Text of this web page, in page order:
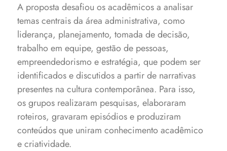
A proposta desafiou os acadêmicos a analisar
temas centrais da área administrativa, como
liderança, planejamento, tomada de decisão,
trabalho em equipe, gestão de pessoas,
empreendedorismo e estratégia, que podem ser
identificados e discutidos a partir de narrativas
presentes na cultura contemporânea. Para isso,
os grupos realizaram pesquisas, elaboraram
roteiros, gravaram episódios e produziram
conteúdos que uniram conhecimento acadêmico
e criatividade.